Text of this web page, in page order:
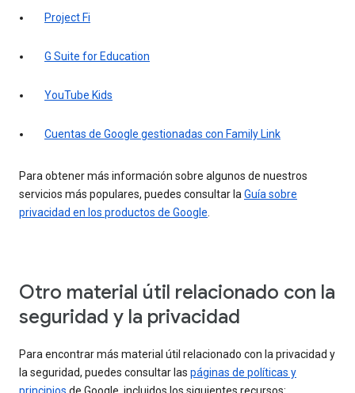
Project Fi
G Suite for Education
YouTube Kids
Cuentas de Google gestionadas con Family Link
Para obtener más información sobre algunos de nuestros
servicios más populares, puedes consultar laGuía sobre
privacidad en los productos de Google.
Otro material útil relacionado con la
seguridad y la privacidad
Para encontrar más material útil relacionado con la privacidad y
la seguridad, puedes consultar las páginas de políticas y